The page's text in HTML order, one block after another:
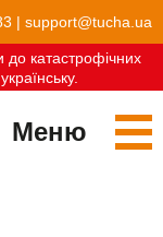
| support@tucha.ua
до катастрофічних
Меню